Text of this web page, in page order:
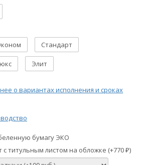
Стандарт
Элит
о вариантах исполнения и сроках
бумагу ЭКО
с титульным листом на обложке (+770 ₽)